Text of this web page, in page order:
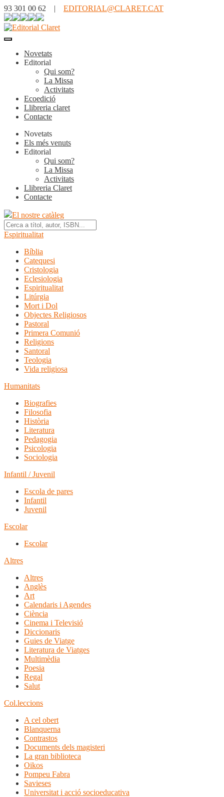
93 301 00 62 | EDITORIAL@CLARET.CAT
Novetats
Editorial
Qui som?
La Missa
Activitats
Ecoedició
Llibreria claret
Contacte
Novetats
Els més venuts
Editorial
Qui som?
La Missa
Activitats
Llibreria Claret
Contacte
El nostre catàleg
Espiritualitat
Bíblia
Catequesi
Cristologia
Eclesiologia
Espiritualitat
Litúrgia
Mort i Dol
Objectes Religiosos
Pastoral
Primera Comunió
Religions
Santoral
Teologia
Vida religiosa
Humanitats
Biografies
Filosofia
Història
Literatura
Pedagogia
Psicologia
Sociologia
Infantil / Juvenil
Escola de pares
Infantil
Juvenil
Escolar
Escolar
Altres
Altres
Anglès
Art
Calendaris i Agendes
Ciència
Cinema i Televisió
Diccionaris
Guies de Viatge
Literatura de Viatges
Multimèdia
Poesia
Regal
Salut
Col.leccions
A cel obert
Blanquerna
Contrastos
Documents dels magisteri
La gran biblioteca
Oikos
Pompeu Fabra
Savieses
Universitat i acció socioeducativa